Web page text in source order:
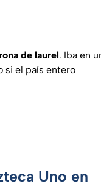
de laurel. Iba en
si el país entero
Uno en